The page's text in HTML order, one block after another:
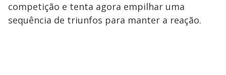
competição e tenta agora empilhar uma
sequência de triunfos para manter a reação.